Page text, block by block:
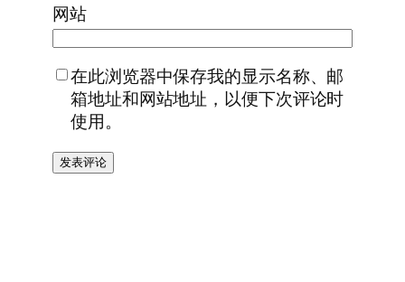
网站
在此浏览器中保存我的显示名称、邮
箱地址和网站地址，以便下次评论时
使用。